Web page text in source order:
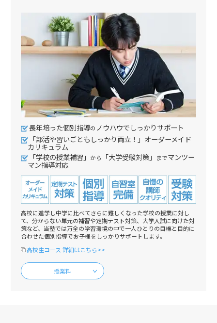
長年培った個別指導の ノウハウでしっかりサポート
「部活や習いごともしっかり両立！」オーダーメイド
カリキュラム
「学校の授業補習」
から 「大学受験対策」 までマンツー
マン指導対応
高校に進学し中学に比べてさらに難しくなった学校の授業に対し
て、分からない単元の補習や定期テスト対策、大学入試に向けた対
策など、当塾では万全の学習環境の中で一人ひとりの目標と目的に
合わせた個別指導でお子様をしっかりサポートします。
高校生コース 詳細はこちら>>
授業料